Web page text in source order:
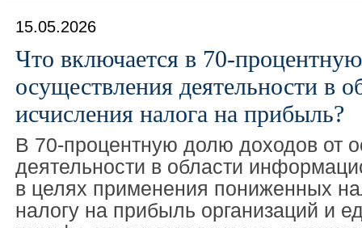
15.05.2026
Что включается в 70-
осуществления деятельности в
исчисления налога на прибыль?
В 70-процентную долю доходов от
деятельности в области
в целях применения пониженных
налогу на прибыль организаций и